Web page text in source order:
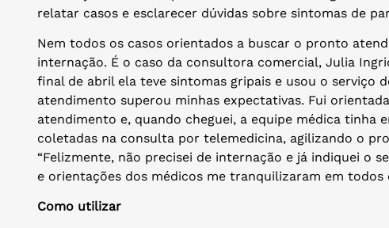
relatar casos e esclarecer dúvidas sobre sintomas de
Nem todos os casos orientados a buscar o pronto
internação. É o caso da consultora comercial, Julia
final de abril ela teve sintomas gripais e usou o serviço
atendimento superou minhas expectativas. Fui
atendimento e, quando cheguei, a equipe médica tinha
coletadas na consulta por telemedicina, agilizando o
“Felizmente, não precisei de internação e já indiquei o
e orientações dos médicos me tranquilizaram em todos
Como utilizar